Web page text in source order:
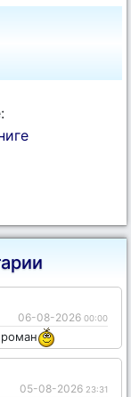
06-08-2026 00:00
05-08-2026 23:31